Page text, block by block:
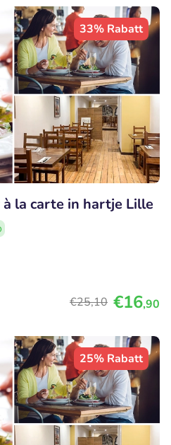
33% Rabatt
la carte in hartje Lille
€25,10 €16,90
25% Rabatt